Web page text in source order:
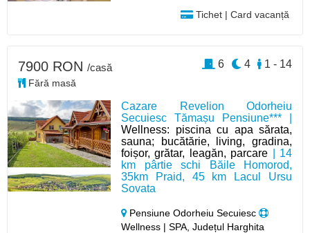
Tichet | Card vacanță
Cazare Revelion Odorheiu
Secuiesc Tămașu Pensiune*** |
Wellness: piscina cu apa sărata,
sauna; bucătărie, living, gradina,
foișor, grătar, leagăn, parcare | 14
km pârtie schi Băile Homorod,
35km Praid, 45 km Lacul Ursu
Sovata
Pensiune Odorheiu Secuiesc
Wellness | SPA, Județul Harghita
7900 RON /casă
Fără masă
1 - 14
4
6